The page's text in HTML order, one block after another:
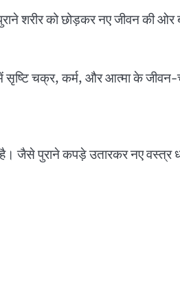
शरीर को छोड़कर नए जीवन की
चक्र, कर्म, और आत्मा के
जैसे पुराने कपड़े उतारकर नए वस्त्र